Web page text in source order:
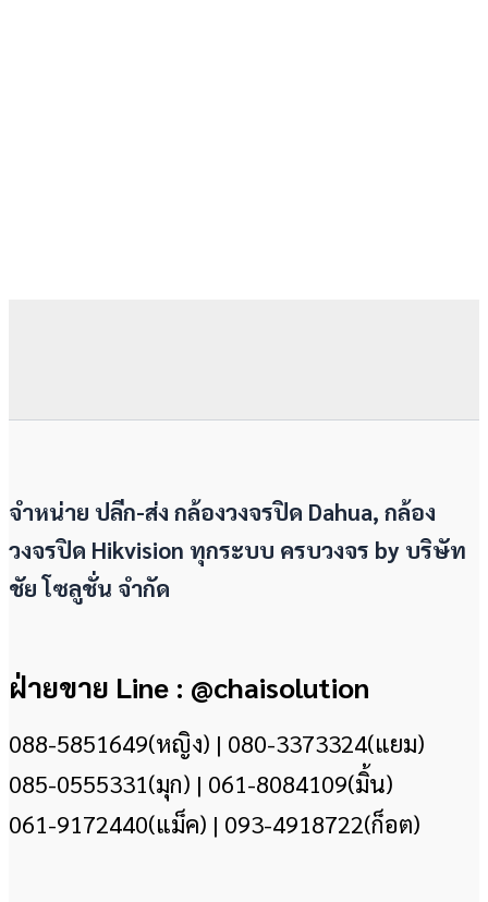
จำหน่าย ปลีก-ส่ง กล้องวงจรปิด Dahua, กล้อง
วงจรปิด Hikvision ทุกระบบ ครบวงจร by บริษัท
ชัย โซลูชั่น จำกัด
ฝ่ายขาย Line : @chaisolution
088-5851649(หญิง) | 080-3373324(แยม)
085-0555331(มุก) | 061-8084109(มิ้น)
061-9172440(แม็ค) | 093-4918722(ก็อต)